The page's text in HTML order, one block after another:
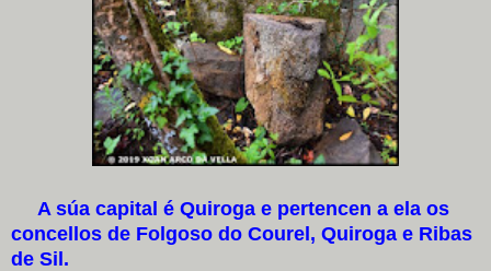
A súa capital é Quiroga e pertencen a ela os
concellos de Folgoso do Courel, Quiroga e Ribas
de Sil.